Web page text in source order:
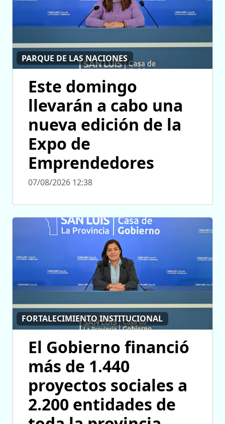
PARQUE DE LAS NACIONES
Este domingo
llevarán a cabo una
nueva edición de la
Expo de
Emprendedores
07/08/2026 12:38
FORTALECIMIENTO INSTITUCIONAL
El Gobierno financió
más de 1.440
proyectos sociales a
2.200 entidades de